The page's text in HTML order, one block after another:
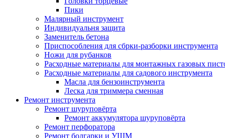
Пики
Малярный инструмент
Индивидуальня защита
Заменитель бетона
Приспособления для сбрки-разборки инструмента
Ножи для рубанков
Расходные материалы для монтажных газовых
Расходные материалы для садового инструмента
Масла для бензоинструмента
Леска для триммера сменная
Ремонт инструмента
Ремонт шуруповёрта
Ремонт аккумулятора шуруповёрта
Ремонт перфоратора
Ремонт болгарки и УШМ